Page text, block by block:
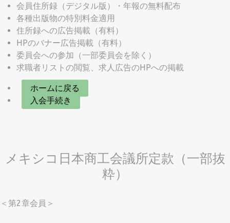
会員住所録（デジタル版）・年報の無料配布
各種出版物の特別料金適用
住所録への広告掲載（有料）
HPのバナー広告掲載（有料）
委員会への参加（一部委員会を除く）
求職者リストの閲覧、求人広告のHPへの掲載
ホームに戻る
入会手続き
メキシコ日本商工会議所定款（一部抜
粋）
＜第2章会員＞